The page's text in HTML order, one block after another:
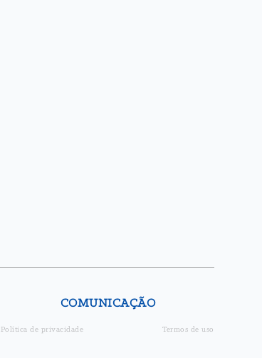
COMUNICAÇÃO
Política de privacidade Termos de uso